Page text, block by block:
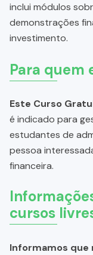
inclui módulos
demonstrações
investimento.
Para quem
Este Curso
é indicado para
estudantes de
pessoa
financeira.
cursos
Informamos que